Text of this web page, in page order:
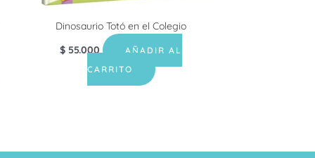
Dinosaurio Totó en el Colegio
$ 55.000
AÑADIR AL
CARRITO